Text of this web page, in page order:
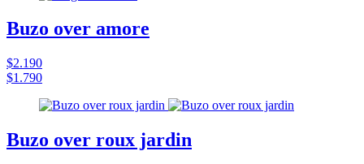
Buzo over amore
$2.190
$1.790
Buzo over roux jardin